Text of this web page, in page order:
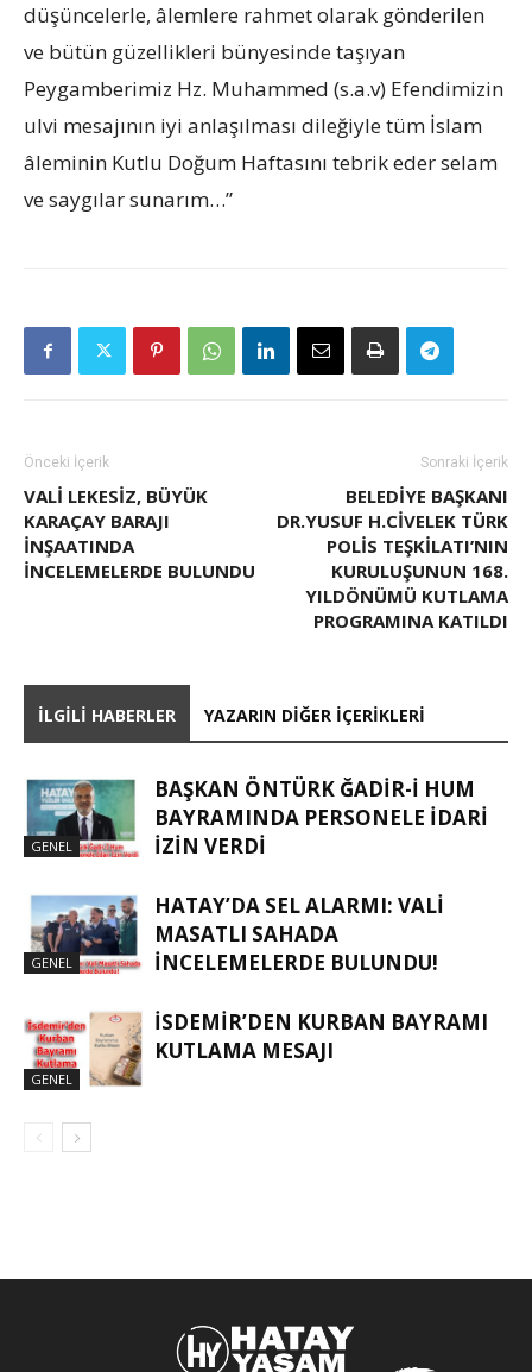
düşüncelerle, âlemlere rahmet olarak gönderilen
ve bütün güzellikleri bünyesinde taşıyan
Peygamberimiz Hz. Muhammed (s.a.v) Efendimizin
ulvi mesajının iyi anlaşılması dileğiyle tüm İslam
âleminin Kutlu Doğum Haftasını tebrik eder selam
ve saygılar sunarım…”
Önceki İçerik
VALI LEKESIZ, BÜYÜK
KARAÇAY BARAJI
İNŞAATINDA
İNCELEMELERDE BULUNDU
Sonraki İçerik
BELEDIYE BAŞKANI
DR.YUSUF H.CIVELEK TÜRK
POLIS TEŞKILATI’NIN
KURULUŞUNUN 168.
YILDÖNÜMÜ KUTLAMA
PROGRAMINA KATILDI
İLGILI HABERLER YAZARIN DIĞER İÇERIKLERI
GENEL
BAŞKAN ÖNTÜRK ĞADIR-İ HUM
BAYRAMINDA PERSONELE İDARI
İZIN VERDI
GENEL
HATAY’DA SEL ALARMI: VALI
MASATLI SAHADA
İNCELEMELERDE BULUNDU!
GENEL
İSDEMIR’DEN KURBAN BAYRAMI
KUTLAMA MESAJI